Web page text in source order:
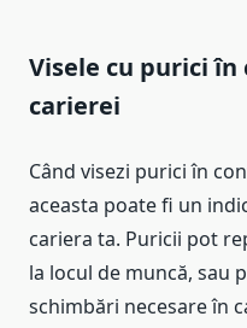
Visele cu purici
carierei
Când visezi purici în
aceasta poate fi un
cariera ta. Puricii pot
la locul de muncă, sau
schimbări necesare în